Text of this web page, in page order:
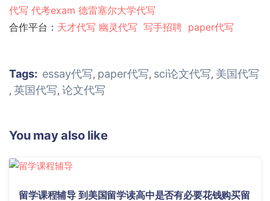
代写 代考exam 德雷塞尔大学代写
合作平台： 天才代写 幽灵代写 写手招聘 paper代写
Tags: essay代写, paper代写, sci论文代写, 美国代写
, 英国代写, 论文代写
You may also like
留学课程辅导 到美国留学读高中是否有必要花钱购买留